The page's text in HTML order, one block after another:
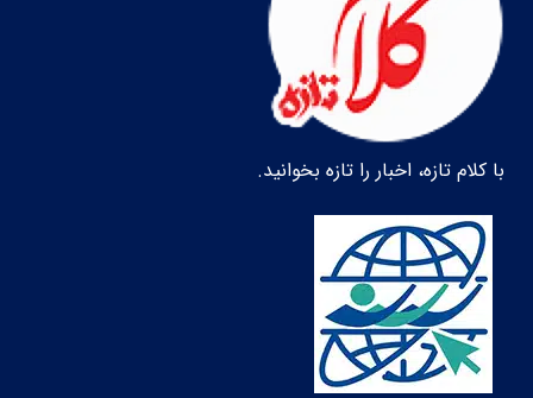
با کلام تازه، اخبار را تازه بخوانید.